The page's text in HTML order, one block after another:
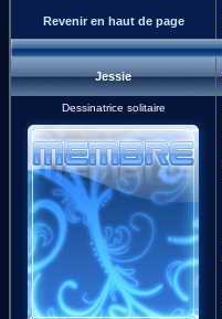
Revenir en haut de page
Jessie
Dessinatrice solitaire